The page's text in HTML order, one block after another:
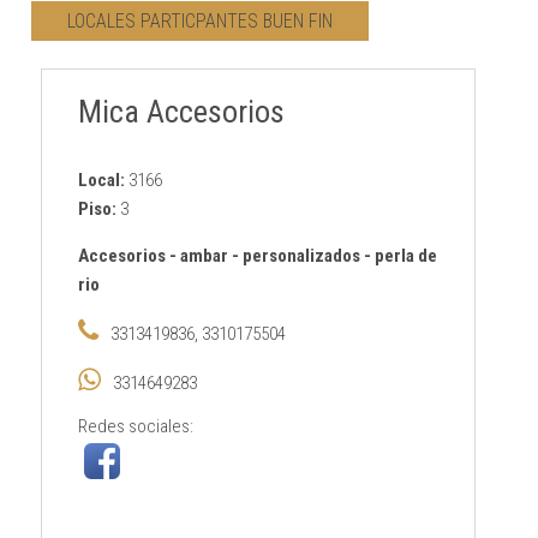
CONTACTO
LOCALES PARTICPANTES BUEN FIN
Mica Accesorios
Local: 3166
Piso: 3
Accesorios- ambar - personalizados - perla de
rio
3313419836, 3310175504
3314649283
Redes sociales: